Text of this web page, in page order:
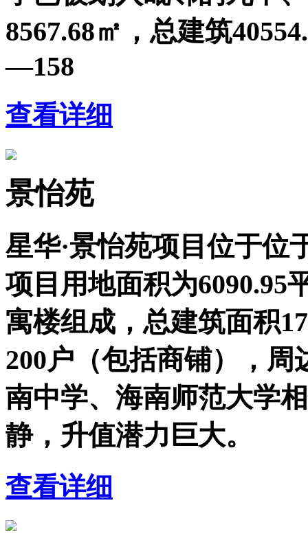
8567.68㎡，总建筑
—158
查看详细
景怡苑
星华·景怡苑项目位于位
项目用地面积为6090.95
寓楼组成，总建筑面积
200户（包括商铺），
南中学、海南师范大学
静，升值潜力巨大。
查看详细